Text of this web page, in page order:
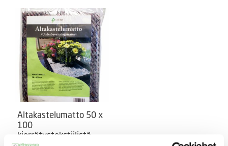
Altakastelumatto 50 x
100
kierrätystekstiilistä